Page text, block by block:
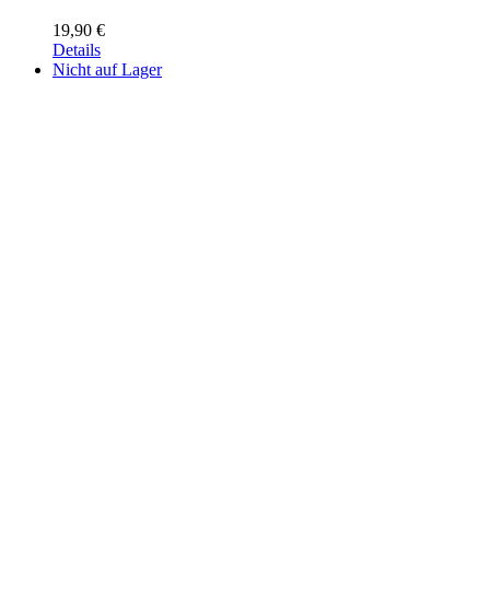
19,90 €
Details
Nicht auf Lager